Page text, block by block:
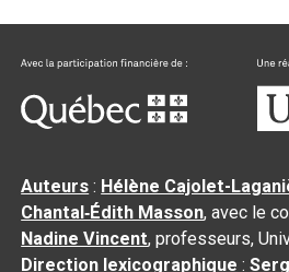
Auteurs : Hélène Cajolet-
Chantal‑Édith Masson, avec le
Nadine Vincent, professeurs,
Direction lexicographique :